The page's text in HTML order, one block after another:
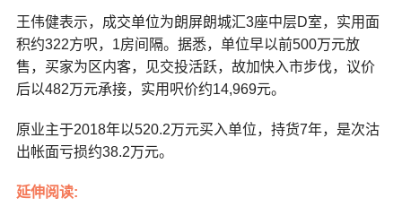
王伟健表示，成交单位为朗屏朗城汇3座中层D室，实用面
积约322方呎，1房间隔。据悉，单位早以前500万元放
售，买家为区内客，见交投活跃，故加快入市步伐，议价
后以482万元承接，实用呎价约14,969元。
原业主于2018年以520.2万元买入单位，持货7年，是次沽
出帐面亏损约38.2万元。
延伸阅读: